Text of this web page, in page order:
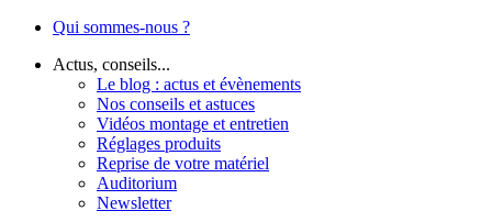
Qui sommes-nous ?
Actus, conseils...
Le blog : actus et évènements
Nos conseils et astuces
Vidéos montage et entretien
Réglages produits
Reprise de votre matériel
Auditorium
Newsletter